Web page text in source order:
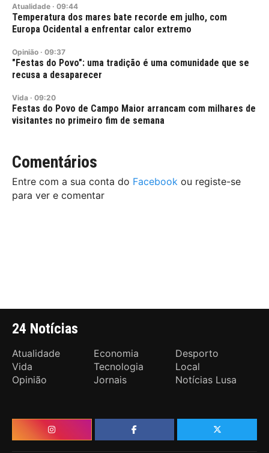
Atualidade · 09:44
Temperatura dos mares bate recorde em julho, com
Europa Ocidental a enfrentar calor extremo
Opinião · 09:37
"Festas do Povo": uma tradição é uma comunidade que se
recusa a desaparecer
Vida · 09:20
Festas do Povo de Campo Maior arrancam com milhares de
visitantes no primeiro fim de semana
Comentários
Entre com a sua conta do Facebook ou registe-se
para ver e comentar
24 Notícias
Atualidade Economia
Desporto
Vida
Tecnologia
Local
Opinião
Jornais Notícias Lusa